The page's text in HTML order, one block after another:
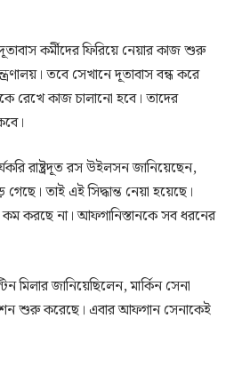
কর্মীদের ফিরিয়ে নেয়ার কাজ শুরু
তবে সেখানে দূতাবাস বন্ধ করে
রেখে কাজ চালানো হবে। তাদের
রাষ্ট্রদূত রস উইলসন জানিয়েছেন,
তাই এই সিদ্ধান্ত নেয়া হয়েছে।
করছে না। আফগানিস্তানকে সব ধরনের
জানিয়েছিলেন, মার্কিন সেনা
শুরু করেছে। এবার আফগান সেনাকেই